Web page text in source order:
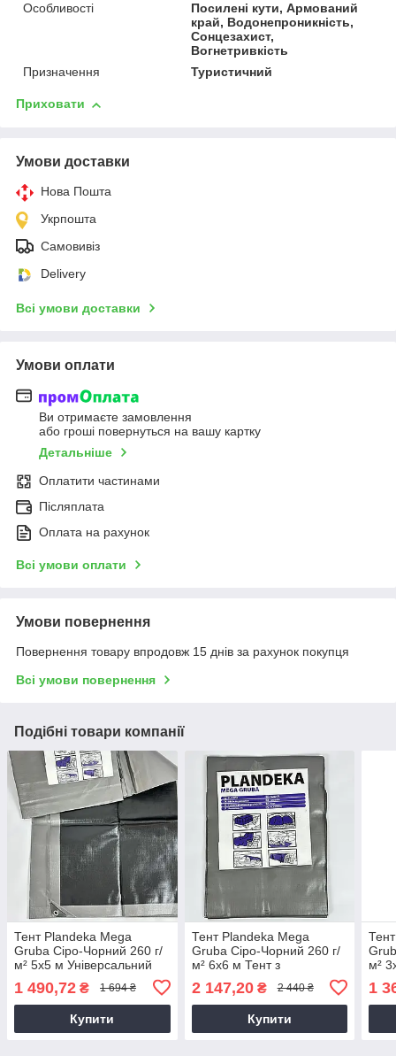
Особливості
Посилені кути, Армований
край, Водонепроникність,
Сонцезахист,
Вогнетривкість
Призначення
Туристичний
Приховати
Умови доставки
Нова Пошта
Укрпошта
Самовивіз
Delivery
Всі умови доставки
Умови оплати
Ви отримаєте замовлення
або гроші повернуться на вашу картку
Детальніше
Оплатити частинами
Післяплата
Оплата на рахунок
Всі умови оплати
Умови повернення
Повернення товару впродовж 15 днів за рахунок покупця
Всі умови повернення
Подібні товари компанії
Тент Plandeka Mega
Gruba Сіро-Чорний 260 г/
м² 5х5 м Універсальний
тент
1 490,72 ₴ 1 694 ₴
Купити
Тент Plandeka Mega
Gruba Сіро-Чорний 260 г/
м² 6х6 м Тент з
2 147,20₴ 2 440 ₴
Купити
м²
1